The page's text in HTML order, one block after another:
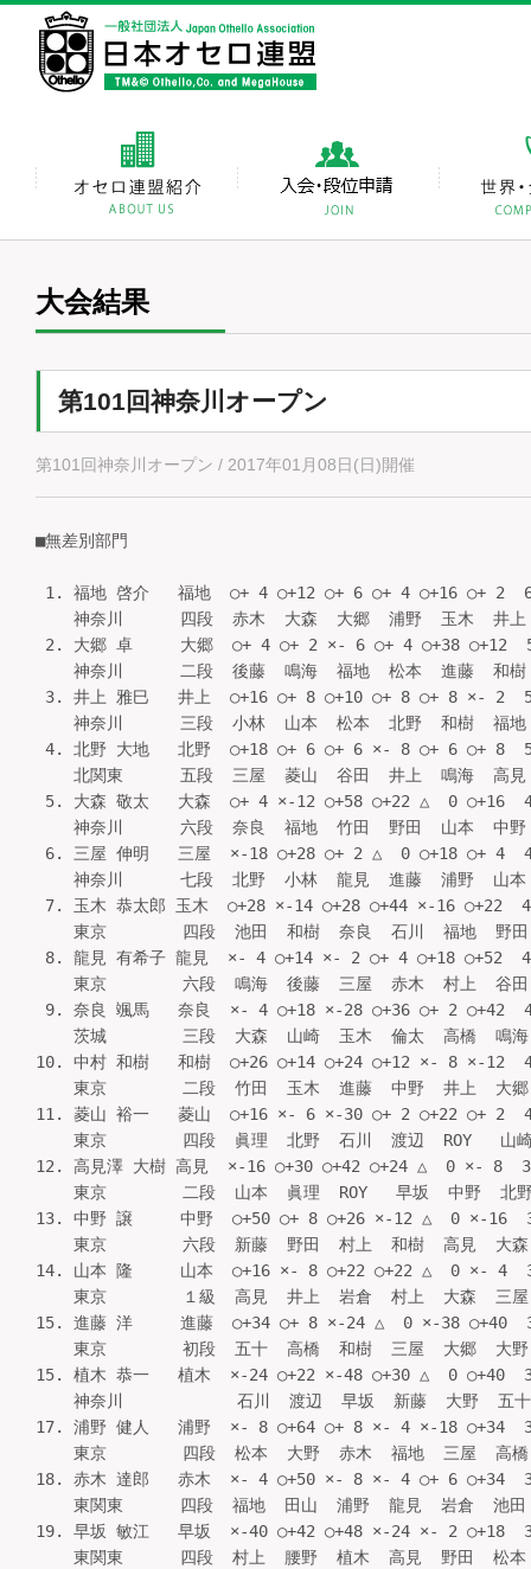
大会結果
第101回神奈川オープン
第101回神奈川オープン / 2017年01月08日(日)開催
■無差別部門
1. 福地 啓介   福地  ○+ 4 ○+12 ○+ 6 ○+ 4 ○+16 ○+ 2
神奈川      四段  赤木  大森  大郷  浦野  玉木  井
2. 大郷 卓     大郷  ○+ 4 ○+ 2 ×- 6 ○+ 4 ○+38 ○+12  5
神奈川      二段  後藤  鳴海  福地  松本  進藤  和
3. 井上 雅巳   井上  ○+16 ○+ 8 ○+10 ○+ 8 ○+ 8 ×- 2  5
神奈川      三段  小林  山本  松本  北野  和樹  福
4. 北野 大地   北野  ○+18 ○+ 6 ○+ 6 ×- 8 ○+ 6 ○+ 8  5
北関東      五段  三屋  菱山  谷田  井上  鳴海  高
5. 大森 敬太   大森  ○+ 4 ×-12 ○+58 ○+22 △  0 ○+16
神奈川      六段  奈良  福地  竹田  野田  山本  中
6. 三屋 伸明   三屋  ×-18 ○+28 ○+ 2 △  0 ○+18 ○+ 4  4
神奈川      七段  北野  小林  龍見  進藤  浦野  山
7. 玉木 恭太郎 玉木  ○+28 ×-14 ○+28 ○+44 ×-16 ○+22
東京        四段  池田  和樹  奈良  石川  福地  野
8. 龍見 有希子 龍見  ×- 4 ○+14 ×- 2 ○+ 4 ○+18 ○+52  4
東京        六段  鳴海  後藤  三屋  赤木  村上  谷
9. 奈良 颯馬   奈良  ×- 4 ○+18 ×-28 ○+36 ○+ 2 ○+42
茨城        三段  大森  山崎  玉木  倫太  高橋  鳴
10. 中村 和樹   和樹  ○+26 ○+14 ○+24 ○+12 ×- 8 ×-12
東京        二段  竹田  玉木  進藤  中野  井上  大
11. 菱山 裕一   菱山  ○+16 ×- 6 ×-30 ○+ 2 ○+22 ○+ 2  4
東京        四段  眞理  北野  石川  渡辺  ROY   山
12. 高見澤 大樹 高見  ×-16 ○+30 ○+42 ○+24 △  0 ×- 8  3
東京        二段  山本  眞理  ROY   早坂  中野  北
13. 中野 譲     中野  ○+50 ○+ 8 ○+26 ×-12 △  0 ×-16
東京        六段  新藤  野田  村上  和樹  高見  大
14. 山本 隆     山本  ○+16 ×- 8 ○+22 ○+22 △  0 ×- 4  3
東京        １級  高見  井上  岩倉  村上  大森  三
15. 進藤 洋     進藤  ○+34 ○+ 8 ×-24 △  0 ×-38 ○+40
東京        初段  五十  高橋  和樹  三屋  大郷  大
15. 植木 恭一   植木  ×-24 ○+22 ×-48 ○+30 △  0 ○+40
神奈川            石川  渡辺  早坂  新藤  大野  五
17. 浦野 健人   浦野  ×- 8 ○+64 ○+ 8 ×- 4 ×-18 ○+34  3
東京        四段  松本  大野  赤木  福地  三屋  高
18. 赤木 達郎   赤木  ×- 4 ○+50 ×- 8 ×- 4 ○+ 6 ○+34  3
東関東      四段  福地  田山  浦野  龍見  岩倉  池
19. 早坂 敏江   早坂  ×-40 ○+42 ○+48 ×-24 ×- 2 ○+18
東関東      四段  村上  腰野  植木  高見  野田  松